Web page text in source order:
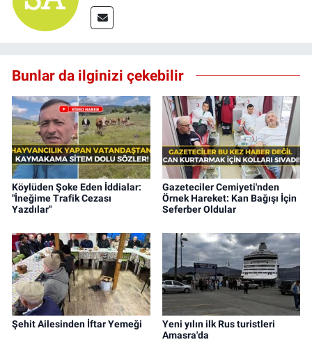
Bunlar da ilginizi çekebilir
Köylüden Şoke Eden İddialar:
"İneğime Trafik Cezası
Yazdılar"
Gazeteciler Cemiyeti'nden
Örnek Hareket: Kan Bağışı İçin
Seferber Oldular
Şehit Ailesinden İftar Yemeği
Yeni yılın ilk Rus turistleri
Amasra'da